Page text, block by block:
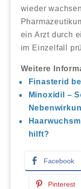
wieder
ein Arzt durch
im Einzelfall
Weitere
Finasterid
Minoxidil –
hilft?
Facebook
Pinterest